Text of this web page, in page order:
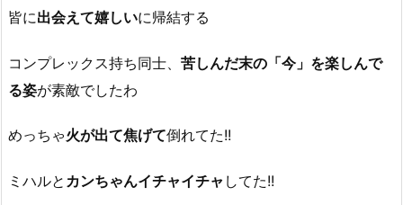
皆に出会えて嬉しいに帰結する
コンプレックス持ち同士、 苦しんだ末の「今」を楽しんで
る姿が素敵でしたわ
めっちゃ火が出て焦げて倒れてた!!
ミハルと カンちゃんイチャイチャ してた!!